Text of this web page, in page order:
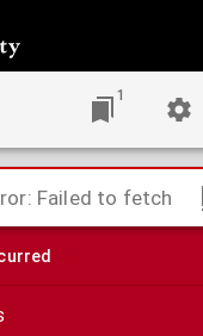
Inhoudende t'ghene daer hem
van Oraengien ...
1
Failed to fetch